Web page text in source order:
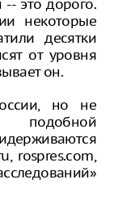
это дорого.
некоторые
десятки
от уровня
он.
но не
подобной
rospres.com,